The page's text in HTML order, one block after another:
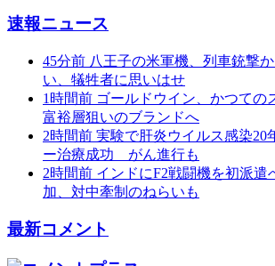
速報ニュース
45分前 八王子の米軍機、列車銃撃
い、犠牲者に思いはせ
1時間前 ゴールドウイン、かつての
富裕層狙いのブランドへ
2時間前 実験で肝炎ウイルス感染20
ー治療成功 がん進行も
2時間前 インドにF2戦闘機を初派
加、対中牽制のねらいも
最新コメント